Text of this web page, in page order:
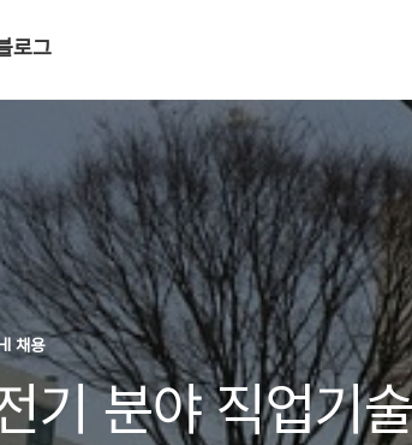
로그
채용
기 분야 직업기